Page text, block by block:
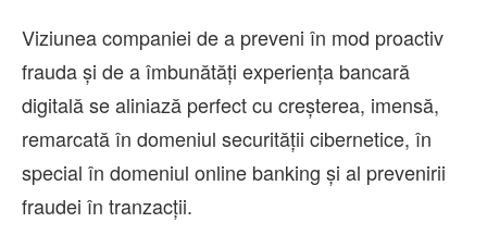
Viziunea companiei de a preveni în mod proactiv
frauda și de a îmbunătăți experiența bancară
digitală se aliniază perfect cu creșterea, imensă,
remarcată în domeniul securității cibernetice, în
special în domeniul online banking și al prevenirii
fraudei în tranzacții.